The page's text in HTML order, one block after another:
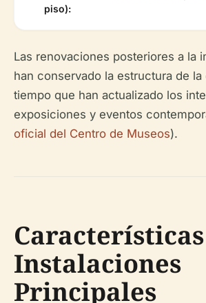
piso):
Las renovaciones posteriores a la
han conservado la estructura de la
tiempo que han actualizado los
exposiciones y eventos
oficial del Centro de Museos).
Instalaciones
Principales